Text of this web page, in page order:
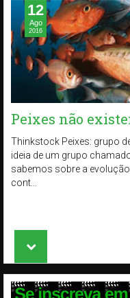
Peixes não
Thinkstock Peixes: grupo
ideia de um grupo
sabemos sobre a
cont...
12
Ago
2016